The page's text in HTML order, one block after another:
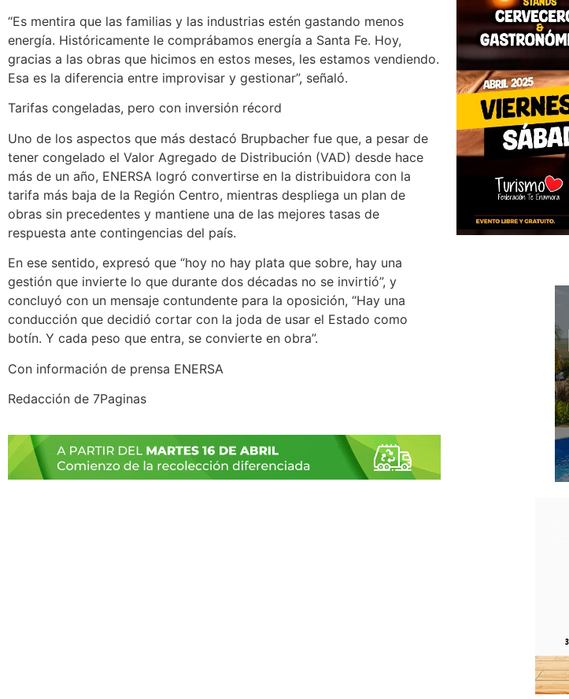
“Es mentira que las familias y las industrias estén gastando menos
energía. Históricamente le comprábamos energía a Santa Fe. Hoy,
gracias a las obras que hicimos en estos meses, les estamos vendiendo.
Esa es la diferencia entre improvisar y gestionar”, señaló.
Tarifas congeladas, pero con inversión récord
Uno de los aspectos que más destacó Brupbacher fue que, a pesar de
tener congelado el Valor Agregado de Distribución (VAD) desde hace
más de un año, ENERSA logró convertirse en la distribuidora con la
tarifa más baja de la Región Centro, mientras despliega un plan de
obras sin precedentes y mantiene una de las mejores tasas de
respuesta ante contingencias del país.
En ese sentido, expresó que “hoy no hay plata que sobre, hay una
gestión que invierte lo que durante dos décadas no se invirtió”, y
concluyó con un mensaje contundente para la oposición, “Hay una
conducción que decidió cortar con la joda de usar el Estado como
botín. Y cada peso que entra, se convierte en obra”.
Con información de prensa ENERSA
Redacción de 7Paginas